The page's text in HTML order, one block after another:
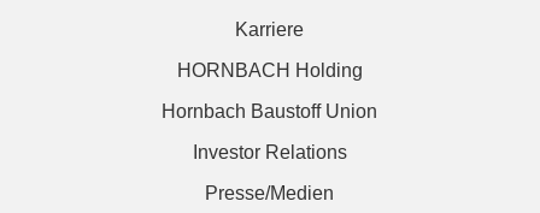
Karriere
HORNBACH Holding
Hornbach Baustoff Union
Investor Relations
Presse/Medien